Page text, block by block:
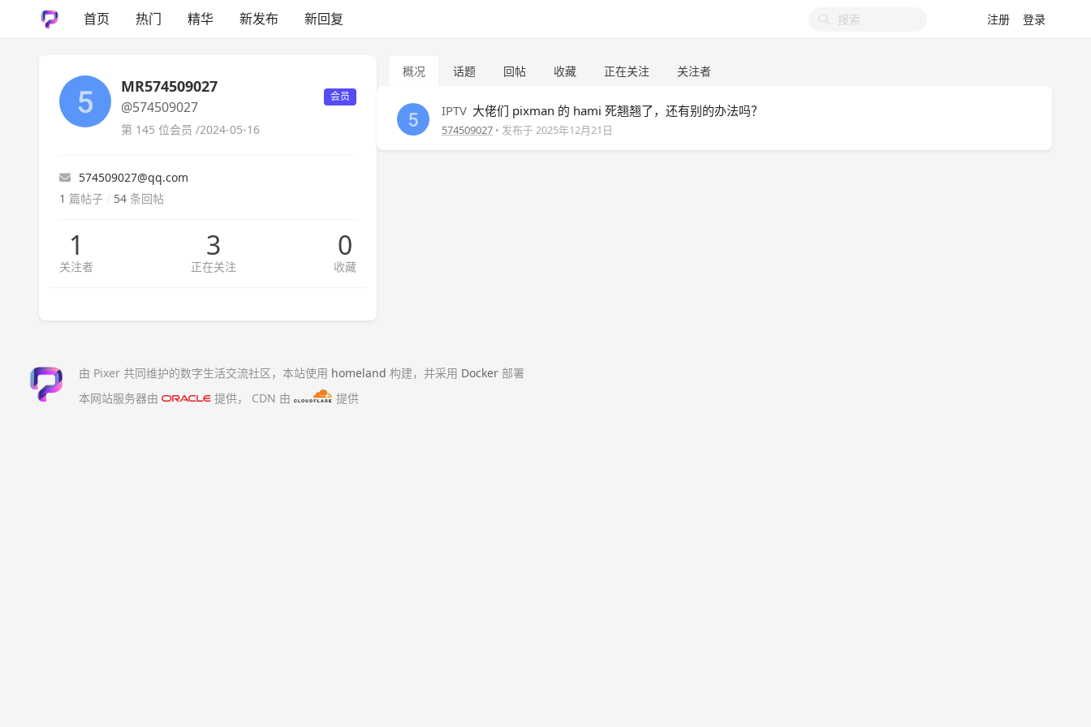
首页 热门 精华 新发布 新回复 注册 登录
MR574509027
@574509027
会员
第 145 位会员 /2024-05-16
574509027@qq.com
1 篇帖子 / 54 条回帖
1
关注者
3
正在关注
0
收藏
概况 话题 回帖 收藏 正在关注 关注者
IPTV 大佬们 pixman 的 hami 死翘翘了，还有别的办法吗？
574509027 • 发布于2025年12月21日
由 Pixer 共同维护的数字生活交流社区，本站使用 homeland 构建，并采用 Docker 部署
本网站服务器由
提供， CDN 由 提供